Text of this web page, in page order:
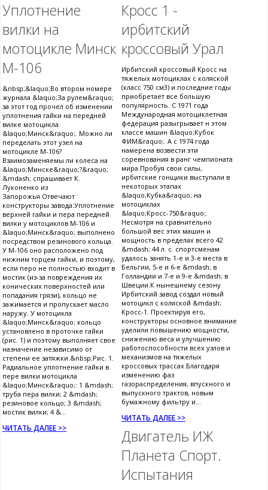
Уплотнение
вилки на
мотоцикле Минск
М-106
&nbsp;&laquo;Во втором номере
журнала &laquo;За рулем&raquo;
за этот год прочел об изменении
уплотнения гайки на передней
вилке мотоцикла
&laquo;Минск&raquo;. Можно ли
переделать этот узел на
мотоцикле М-106?
Взаимозаменяемы ли колеса на
&laquo;Минске&raquo;?&raquo;
&mdash; спрашивает К.
Луконенко из
Запорожья.Отвечают
конструкторы завода.Уплотнение
верхней гайки и пера передней
вилки у мотоциклов М-106 и
&laquo;Минск&raquo; выполнено
посредством резинового кольца.
У М-106 оно расположено под
нижним торцем гайки, и поэтому,
если перо не полностью входит в
мостик (из-за повреждения их
конических поверхностей или
попадания грязи), кольцо не
зажимается и пропускает масло
наружу. У мотоцикла
&laquo;Минск&raquo; кольцо
установлено в проточке гайки
(рис. 1) и поэтому выполняет свое
назначение независимо от
степени ее затяжки.&nbsp;Рис. 1.
Радиальное уплотнение гайки в
пере вилки мотоцикла
&laquo;Минск&raquo;: 1 &mdash;
труба пера вилки; 2 &mdash;
резиновое кольцо; 3 &mdash;
мостик вилки; 4 &...
ЧИТАТЬ ДАЛЕЕ >>
Кросс 1 -
ирбитский
кроссовый Урал
Ирбитский кроссовый Кросс на
тяжелых мотоциклах с коляской
(класс 750 см3) и последние годы
приобретает все большую
популярность. С 1971 года
Международная мотоциклетная
федерация разыгрывает н этом
классе машин &laquo;Кубок
ФИМ&raquo;. А с 1974 года
намерена возвести эти
соревнования в ранг чемпионата
мира.Пробуя свои силы,
ирбитские гонщики выступали в
некоторых этапах
&laquo;Кубка&raquo; на
мотоциклах
&laquo;Кросс-750&raquo;.
Несмотря на сравнительно
большой вес этих машин и
мощность в пределах всего 42
&mdash; 44 л. с. спортсменам
удалось занять 1-е и 3-е места в
Бельгии, 5-е и 6-е &mdash; в
Голландии и 7-е и 9-е &mdash; в
Швеции.К нынешнему сезону
Ирбитский завод создал новый
мотоцикл с коляской &mdash;
Кросс-1. Проектируя его,
конструкторы основное внимание
уделили повышению мощности,
снижению веса и улучшению
работоспособности всех узлов и
механизмов на тяжелых
кроссовых трассах.Благодаря
изменению фаз
газораспределения, впускного и
выпускного трактов, новым
бумажному фильтру и...
ЧИТАТЬ ДАЛЕЕ >>
Двигатель ИЖ
Планета Спорт.
Испытания